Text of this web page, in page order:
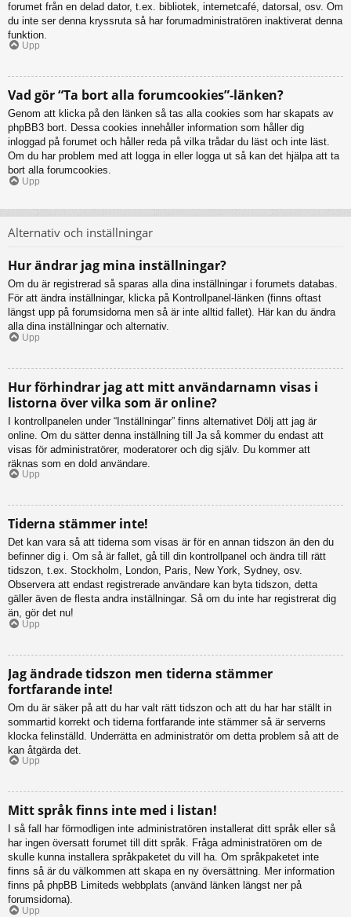
forumet från en delad dator, t.ex. bibliotek, internetcafé, datorsal, osv. Om
du inte ser denna kryssruta så har forumadministratören inaktiverat denna
funktion.
Upp
Vad gör “Ta bort alla forumcookies”-länken?
Genom att klicka på den länken så tas alla cookies som har skapats av
phpBB3 bort. Dessa cookies innehåller information som håller dig
inloggad på forumet och håller reda på vilka trådar du läst och inte läst.
Om du har problem med att logga in eller logga ut så kan det hjälpa att ta
bort alla forumcookies.
Upp
Alternativ och inställningar
Hur ändrar jag mina inställningar?
Om du är registrerad så sparas alla dina inställningar i forumets databas.
För att ändra inställningar, klicka på Kontrollpanel-länken (finns oftast
längst upp på forumsidorna men så är inte alltid fallet). Här kan du ändra
alla dina inställningar och alternativ.
Upp
Hur förhindrar jag att mitt användarnamn visas i
listorna över vilka som är online?
I kontrollpanelen under “Inställningar” finns alternativet Dölj att jag är
online. Om du sätter denna inställning till Ja så kommer du endast att
visas för administratörer, moderatorer och dig själv. Du kommer att
räknas som en dold användare.
Upp
Tiderna stämmer inte!
Det kan vara så att tiderna som visas är för en annan tidszon än den du
befinner dig i. Om så är fallet, gå till din kontrollpanel och ändra till rätt
tidszon, t.ex. Stockholm, London, Paris, New York, Sydney, osv.
Observera att endast registrerade användare kan byta tidszon, detta
gäller även de flesta andra inställningar. Så om du inte har registrerat dig
än, gör det nu!
Upp
Jag ändrade tidszon men tiderna stämmer
fortfarande inte!
Om du är säker på att du har valt rätt tidszon och att du har har ställt in
sommartid korrekt och tiderna fortfarande inte stämmer så är serverns
klocka felinställd. Underrätta en administratör om detta problem så att de
kan åtgärda det.
Upp
Mitt språk finns inte med i listan!
I så fall har förmodligen inte administratören installerat ditt språk eller så
har ingen översatt forumet till ditt språk. Fråga administratören om de
skulle kunna installera språkpaketet du vill ha. Om språkpaketet inte
finns så är du välkommen att skapa en ny översättning. Mer information
finns på phpBB Limiteds webbplats (använd länken längst ner på
forumsidorna).
Upp